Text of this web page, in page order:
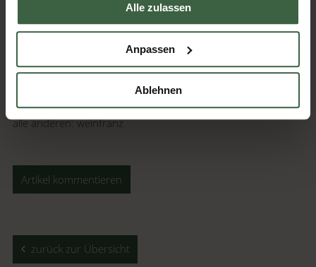
Alle zulassen
Anpassen
Ablehnen
Unser Blog: Kuscheln auf Mostviertlerisch >>
Kuschelzimmer: Haberland
alle anderen: weinfranz
Artikel kommentieren
zurück zur Übersicht